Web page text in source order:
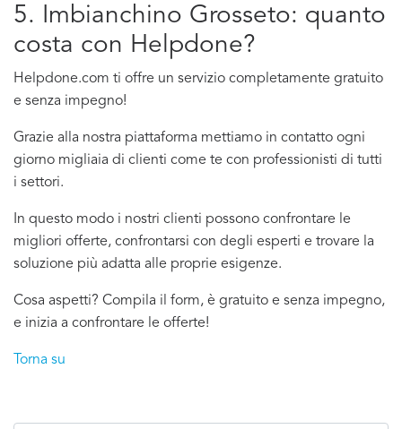
5. Imbianchino Grosseto: quanto
costa con Helpdone?
Helpdone.com ti offre un servizio completamente gratuito
e senza impegno!
Grazie alla nostra piattaforma mettiamo in contatto ogni
giorno migliaia di clienti come te con professionisti di tutti
i settori.
In questo modo i nostri clienti possono confrontare le
migliori offerte, confrontarsi con degli esperti e trovare la
soluzione più adatta alle proprie esigenze.
Cosa aspetti? Compila il form, è gratuito e senza impegno,
e inizia a confrontare le offerte!
Torna su